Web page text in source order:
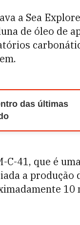
a Sea
de óleo de
das últimas
C-41, que é
a produção